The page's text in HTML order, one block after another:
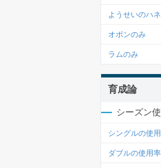
ようせいのハネ
オボンのみ
ラムのみ
育成論
シーズン
シングルの使
ダブルの使用